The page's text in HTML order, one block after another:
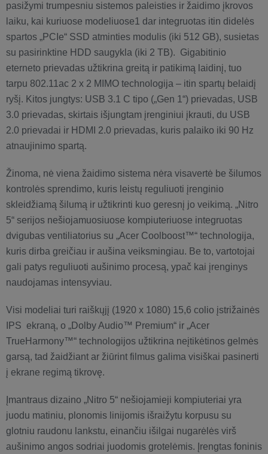
pasižymi trumpesniu sistemos paleisties ir žaidimo įkrovos
laiku, kai kuriuose modeliuose1 dar integruotas itin didelės
spartos „PCIe“ SSD atminties modulis (iki 512 GB), susietas
su pasirinktine HDD saugykla (iki 2 TB). Gigabitinio
eterneto prievadas užtikrina greitą ir patikimą laidinį, tuo
tarpu 802.11ac 2 x 2 MIMO technologija – itin spartų belaidį
ryšį. Kitos jungtys: USB 3.1 C tipo („Gen 1“) prievadas, USB
3.0 prievadas, skirtais išjungtam įrenginiui įkrauti, du USB
2.0 prievadai ir HDMI 2.0 prievadas, kuris palaiko iki 90 Hz
atnaujinimo spartą.
Žinoma, nė viena žaidimo sistema nėra visavertė be šilumos
kontrolės sprendimo, kuris leistų reguliuoti įrenginio
skleidžiamą šilumą ir užtikrinti kuo geresnį jo veikimą. „Nitro
5“ serijos nešiojamuosiuose kompiuteriuose integruotas
dvigubas ventiliatorius su „Acer Coolboost™“ technologija,
kuris dirba greičiau ir aušina veiksmingiau. Be to, vartotojai
gali patys reguliuoti aušinimo procesą, ypač kai įrenginys
naudojamas intensyviau.
Visi modeliai turi raiškųjį (1920 x 1080) 15,6 colio įstrižainės
IPS ekraną, o „Dolby Audio™ Premium“ ir „Acer
TrueHarmony™“ technologijos užtikrina neįtikėtinos gelmės
garsą, tad žaidžiant ar žiūrint filmus galima visiškai pasinerti
į ekrane regimą tikrovę.
Įmantraus dizaino „Nitro 5“ nešiojamieji kompiuteriai yra
juodu matiniu, plonomis linijomis išraižytu korpusu su
glotniu raudonu lankstu, einančiu išilgai nugarėlės virš
aušinimo angos sodriai juodomis grotelėmis. Įrengtas foninis